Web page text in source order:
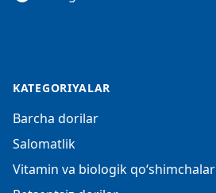
KATEGORIYALAR
Barcha dorilar
Salomatlik
Vitamin va biologik qo‘shimchalar